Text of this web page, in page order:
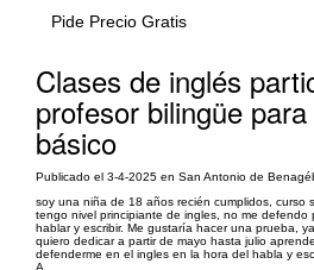
Pide Precio Gratis
Clases de inglés
profesor bilingüe
básico
Publicado el 3-4-2025 en San Antonio de
soy una niña de 18 años recién cumplidos, curso
tengo nivel principiante de ingles, no me
hablar y escribir. Me gustaría hacer una prueba,
quiero dedicar a partir de mayo hasta julio
defenderme en el ingles en la hora del habla y
A...